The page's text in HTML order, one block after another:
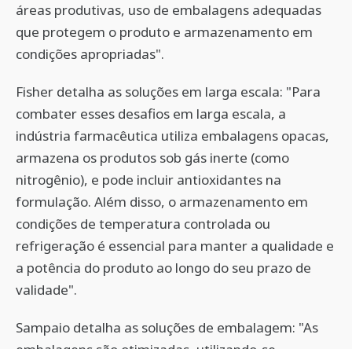
áreas produtivas, uso de embalagens adequadas
que protegem o produto e armazenamento em
condições apropriadas".
Fisher detalha as soluções em larga escala: "Para
combater esses desafios em larga escala, a
indústria farmacêutica utiliza embalagens opacas,
armazena os produtos sob gás inerte (como
nitrogênio), e pode incluir antioxidantes na
formulação. Além disso, o armazenamento em
condições de temperatura controlada ou
refrigeração é essencial para manter a qualidade e
a potência do produto ao longo do seu prazo de
validade".
Sampaio detalha as soluções de embalagem: "As